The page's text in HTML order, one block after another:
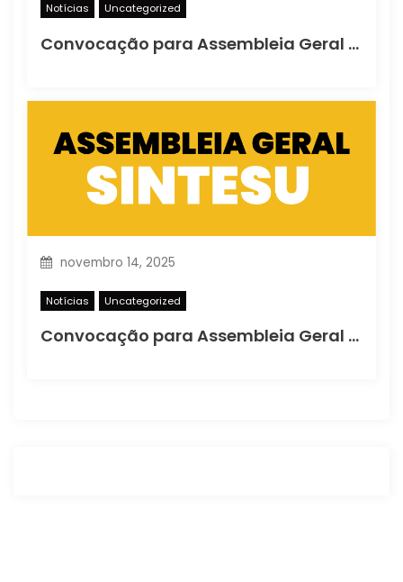
Notícias Uncategorized
Convocação para Assembleia Geral Extraordinária
novembro 14, 2025
Notícias Uncategorized
Convocação para Assembleia Geral Extraordinária